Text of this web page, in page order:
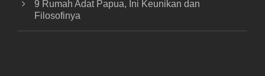
9 Rumah Adat Papua, Ini Keunikan dan
Filosofinya